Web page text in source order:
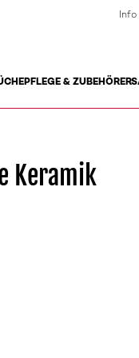
PFLEGE & ZUBEHÖR
Info
Keramik